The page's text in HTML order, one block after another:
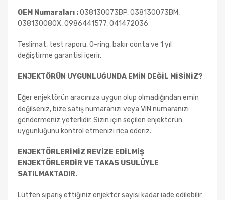
OEM Numaraları :038130073BP, 038130073BM,
038130080X, 0986441577, 041472036
Teslimat, test raporu, O-ring, bakır conta ve 1 yıl
değiştirme garantisi içerir.
ENJEKTÖRÜN UYGUNLUĞUNDA EMİN DEĞİL MİSİNİZ?
Eğer enjektörün aracınıza uygun olup olmadığından emin
değilseniz, bize satış numaranızı veya VIN numaranızı
göndermeniz yeterlidir. Sizin için seçilen enjektörün
uygunluğunu kontrol etmenizi rica ederiz.
ENJEKTÖRLERİMİZ REVİZE EDİLMİŞ
ENJEKTÖRLERDİR VE TAKAS USULÜYLE
SATILMAKTADIR.
Lütfen sipariş ettiğiniz enjektör sayısı kadar iade edilebilir